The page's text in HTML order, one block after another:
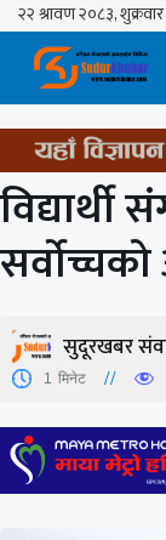
Skip
content
सुदूरखबर
1 मिनेट